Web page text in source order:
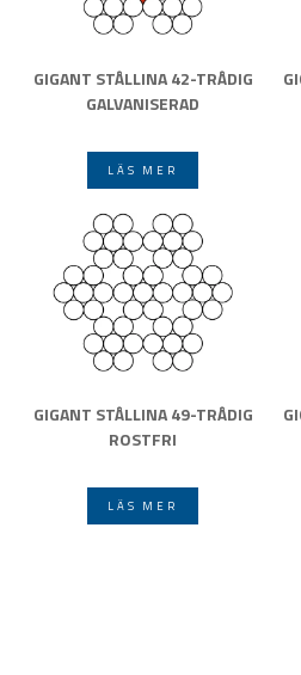
GIGANT STÅLLINA 42-TRÅDIG
GALVANISERAD
LÄS MER
GIGANT STÅLLINA 49-TRÅDIG
ROSTFRI
LÄS MER